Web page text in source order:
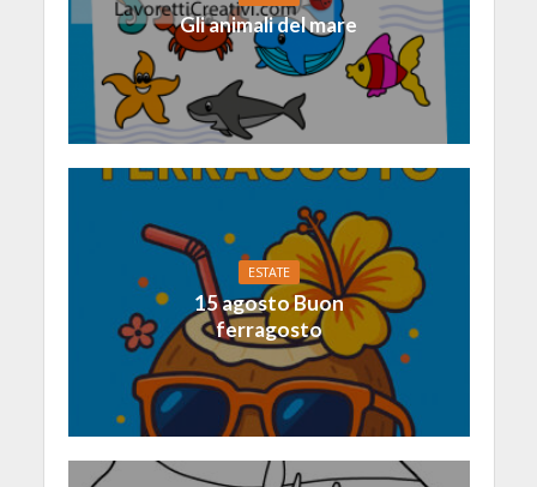
Gli animali del mare
ESTATE
15 agosto Buon
ferragosto